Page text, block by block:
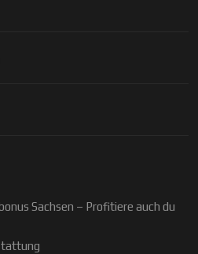
Sachsen – Profitiere auch du